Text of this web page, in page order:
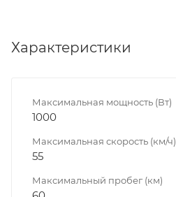
Характеристики
Максимальная мощность (Вт)
1000
Максимальная скорость (км/ч)
55
Максимальный пробег (км)